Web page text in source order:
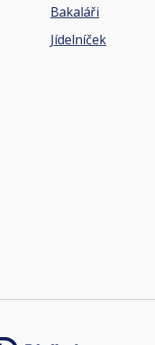
Bakaláři
Jídelníček